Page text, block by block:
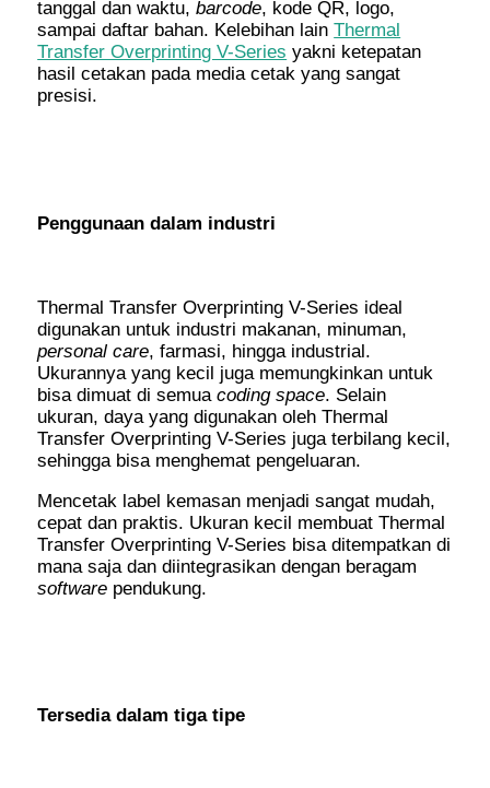
tanggal dan waktu,barcode, kode QR, logo,
sampai daftar bahan. Kelebihan lainThermal
Transfer Overprinting V-Series yakni ketepatan
hasil cetakan pada media cetak yang sangat
presisi.
Penggunaan dalam industri
Thermal Transfer Overprinting V-Series ideal
digunakan untuk industri makanan, minuman,
personal care, farmasi, hingga industrial.
Ukurannya yang kecil juga memungkinkan untuk
bisa dimuat di semuacoding space. Selain
ukuran, daya yang digunakan oleh Thermal
Transfer Overprinting V-Series juga terbilang kecil,
sehingga bisa menghemat pengeluaran.
Mencetak label kemasan menjadi sangat mudah,
cepat dan praktis. Ukuran kecil membuat Thermal
Transfer Overprinting V-Series bisa ditempatkan di
mana saja dan diintegrasikan dengan beragam
software pendukung.
Tersedia dalam tiga tipe